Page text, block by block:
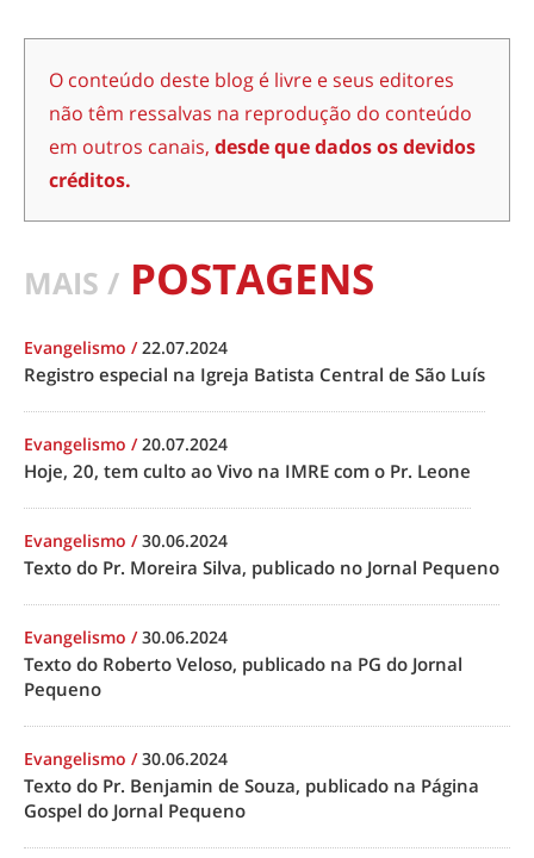
O conteúdo deste blog é livre e seus editores
não têm ressalvas na reprodução do conteúdo
em outros canais, desde que dados os devidos
créditos.
MAIS / POSTAGENS
Evangelismo /22.07.2024
Registro especial na Igreja Batista Central de São Luís
Evangelismo /20.07.2024
Hoje, 20, tem culto ao Vivo na IMRE com o Pr. Leone
Evangelismo /30.06.2024
Texto do Pr. Moreira Silva, publicado no Jornal Pequeno
Evangelismo /30.06.2024
Texto do Roberto Veloso, publicado na PG do Jornal
Pequeno
Evangelismo /30.06.2024
Texto do Pr. Benjamin de Souza, publicado na Página
Gospel do Jornal Pequeno